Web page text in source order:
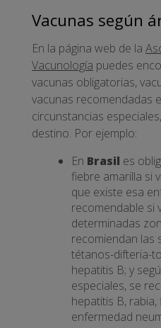
Vacunas según
En la página web de la
Vacunología puedes
vacunas obligatorias,
vacunas recomendadas
circunstancias
destino. Por ejemplo:
En Brasil es
fiebre amarilla si
que existe esa
recomendable si
determinadas
recomiendan las
tétanos-difteria-
hepatitis B; y
especiales, se
hepatitis B,
enfermedad